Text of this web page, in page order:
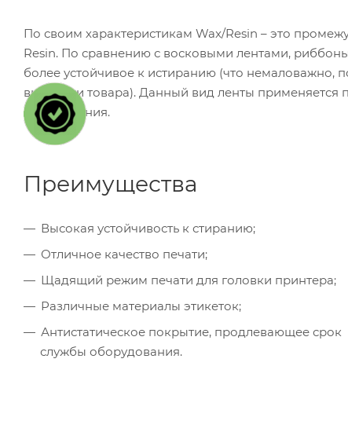
По своим характеристикам Wax/Resin – это
Resin. По сравнению с восковыми лентами,
более устойчивое к истиранию (что немаловажно,
выкладки товара). Данный вид ленты применяется
изображения.
Преимущества
Высокая устойчивость к стиранию;
Отличное качество печати;
Щадящий режим печати для головки принтера;
Различные материалы этикеток;
Антистатическое покрытие, продлевающее срок
службы оборудования.